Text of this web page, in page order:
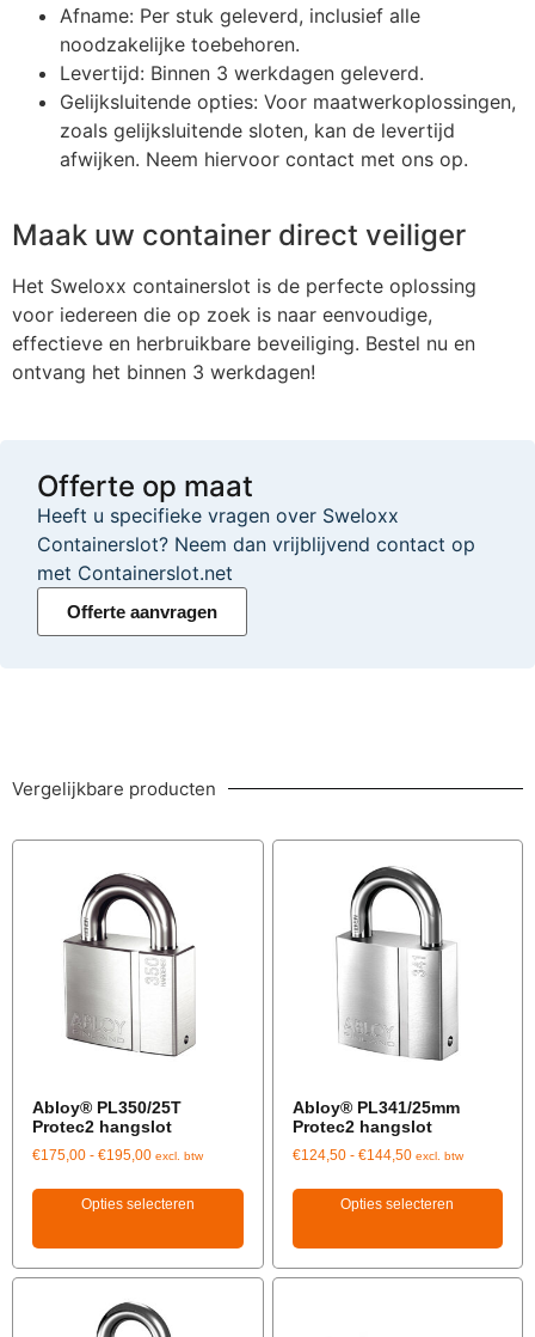
Afname: Per stuk geleverd, inclusief alle
noodzakelijke toebehoren.
Levertijd: Binnen 3 werkdagen geleverd.
Gelijksluitende opties: Voor maatwerkoplossingen,
zoals gelijksluitende sloten, kan de levertijd
afwijken. Neem hiervoor contact met ons op.
Maak uw container direct veiliger
Het Sweloxx containerslot is de perfecte oplossing
voor iedereen die op zoek is naar eenvoudige,
effectieve en herbruikbare beveiliging. Bestel nu en
ontvang het binnen 3 werkdagen!
Offerte op maat
Heeft u specifieke vragen over Sweloxx
Containerslot? Neem dan vrijblijvend contact op
met Containerslot.net
Offerte aanvragen
Vergelijkbare producten
Abloy® PL350/25T
Protec2 hangslot
€175,00 - €195,00 excl. btw
Opties selecteren
Abloy® PL341/25mm
Protec2 hangslot
€124,50 - €144,50 excl. btw
Opties selecteren